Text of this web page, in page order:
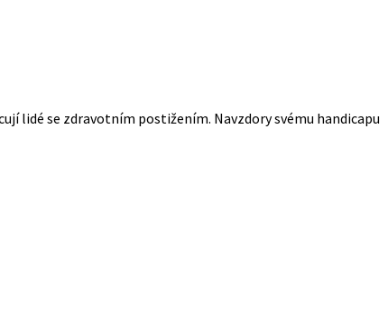
lidé se zdravotním postižením. Navzdory svému handicapu